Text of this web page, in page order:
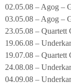
02.05.08 – Agog –
03.05.08 – Agog –
23.05.08 – Quartett
19.06.08 –
19.07.08 – Quartett
24.08.08 –
04.09.08 –